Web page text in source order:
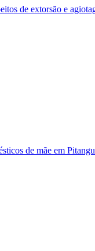
de extorsão e
de mãe em